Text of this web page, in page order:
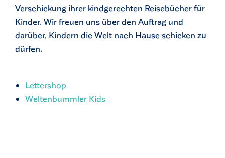
Verschickung ihrer kindgerechten Reisebücher für
Kinder. Wir freuen uns über den Auftrag und
darüber, Kindern die Welt nach Hause schicken zu
dürfen.
Lettershop
Weltenbummler Kids